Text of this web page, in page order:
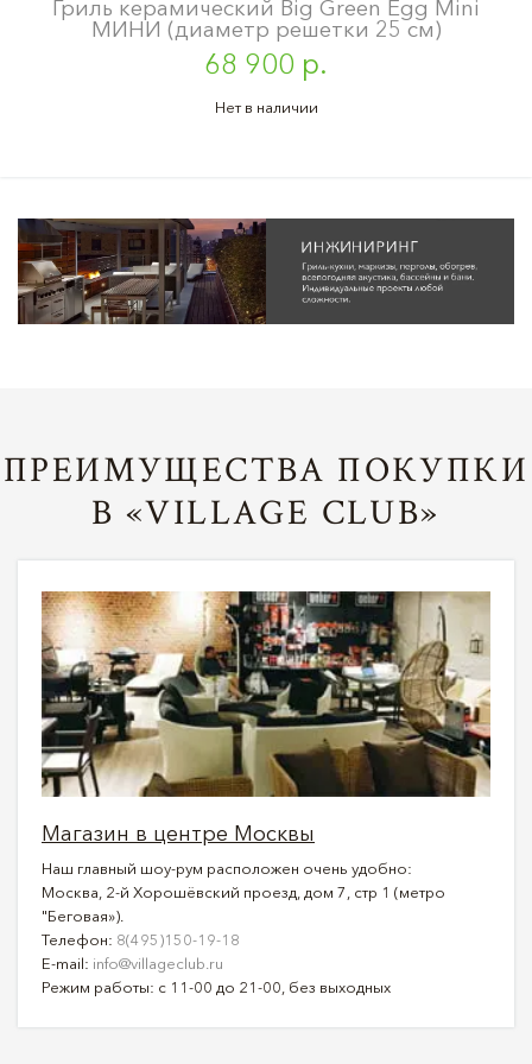
Гриль керамический Big Green Egg Mini
МИНИ (диаметр решетки 25 см)
68 900 р.
Нет в наличии
ПРЕИМУЩЕСТВА ПОКУПКИ
В «VILLAGE CLUB»
Магазин в центре Москвы
Наш главный шоу-рум расположен очень удобно:
Москва, 2-й Хорошёвский проезд, дом 7, стр 1 (метро
"Беговая»).
Телефон: 8(495)150-19-18
E-mail: info@villageclub.ru
Режим работы: с 11-00 до 21-00, без выходных